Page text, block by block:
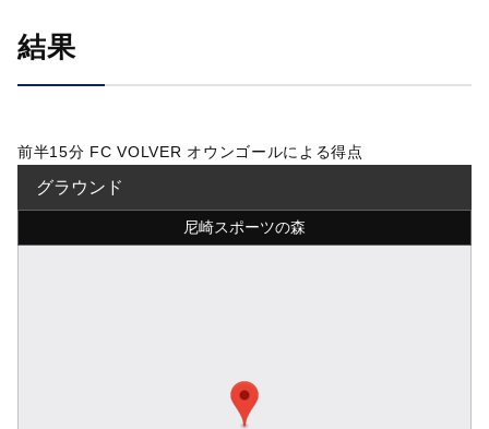
結果
前半15分 FC VOLVER オウンゴールによる得点
グラウンド
尼崎スポーツの森